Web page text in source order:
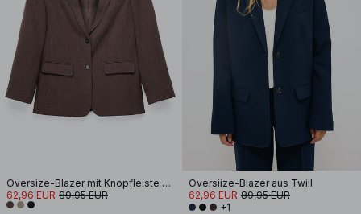
Oversize-Blazer mit Knopfleiste am Rücken
62,96 EUR 89,95 EUR
Oversiize-Blazer aus Twill
62,96 EUR 89,95 EUR
+1